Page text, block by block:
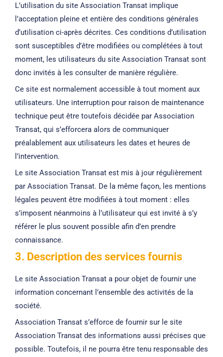
L’utilisation du site Association Transat implique
l’acceptation pleine et entière des conditions générales
d’utilisation ci-après décrites. Ces conditions d’utilisation
sont susceptibles d’être modifiées ou complétées à tout
moment, les utilisateurs du site Association Transat sont
donc invités à les consulter de manière régulière.
Ce site est normalement accessible à tout moment aux
utilisateurs. Une interruption pour raison de maintenance
technique peut être toutefois décidée par Association
Transat, qui s’efforcera alors de communiquer
préalablement aux utilisateurs les dates et heures de
l’intervention.
Le site Association Transat est mis à jour régulièrement
par Association Transat. De la même façon, les mentions
légales peuvent être modifiées à tout moment : elles
s’imposent néanmoins à l’utilisateur qui est invité à s’y
référer le plus souvent possible afin d’en prendre
connaissance.
3. Description des services fournis
Le site Association Transat a pour objet de fournir une
information concernant l’ensemble des activités de la
société.
Association Transat s’efforce de fournir sur le site
Association Transat des informations aussi précises que
possible. Toutefois, il ne pourra être tenu responsable des